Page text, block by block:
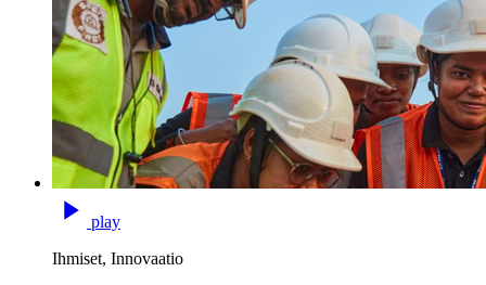
play
Ihmiset, Innovaatio